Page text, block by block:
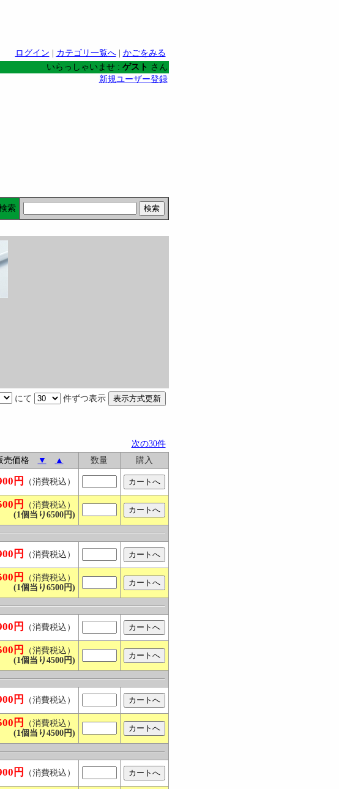
ログイン カテゴリ一覧へ| かごをみる
いらっしゃいませ : ゲスト さん
新規ユーザー登録
索
にて 件ずつ表示
次の30件
売価格 ▼ ▲ 数量
購入
円 （消費税込）
円
（消費税込）
(1個当り6500円)
円 （消費税込）
円
（消費税込）
(1個当り6500円)
円 （消費税込）
円
（消費税込）
(1個当り4500円)
円 （消費税込）
円
（消費税込）
(1個当り4500円)
円 （消費税込）